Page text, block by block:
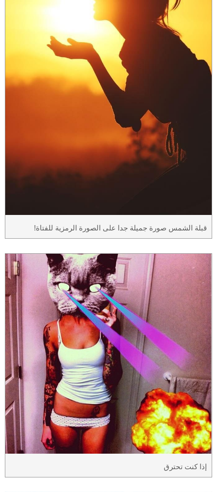
قبلة الشمس صورة جميلة جدا على الصورة الرمزية للفتاة!
إذا كنت تحترق